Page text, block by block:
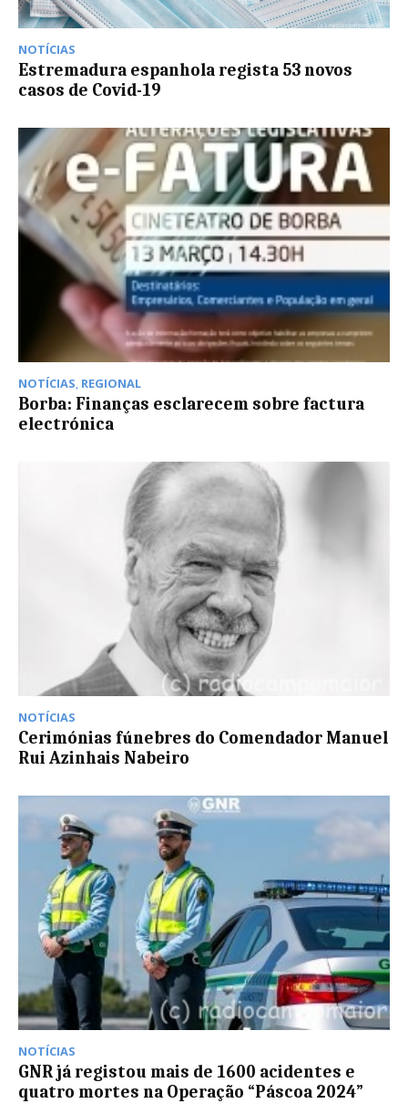
NOTÍCIAS
Estremadura espanhola regista 53 novos
casos de Covid-19
NOTÍCIAS, REGIONAL
Borba: Finanças esclarecem sobre factura
electrónica
NOTÍCIAS
Cerimónias fúnebres do Comendador Manuel
Rui Azinhais Nabeiro
NOTÍCIAS
GNR já registou mais de 1600 acidentes e
quatro mortes na Operação “Páscoa 2024”